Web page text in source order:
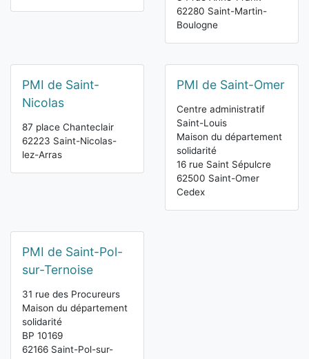
62280 Saint-Martin-
Boulogne
PMI de Saint-
Nicolas
87 place Chanteclair
62223 Saint-Nicolas-
lez-Arras
PMI de Saint-Omer
Centre administratif
Saint-Louis
Maison du département
solidarité
16 rue Saint Sépulcre
62500 Saint-Omer
Cedex
PMI de Saint-Pol-
sur-Ternoise
31 rue des Procureurs
Maison du département
solidarité
BP 10169
62166 Saint-Pol-sur-